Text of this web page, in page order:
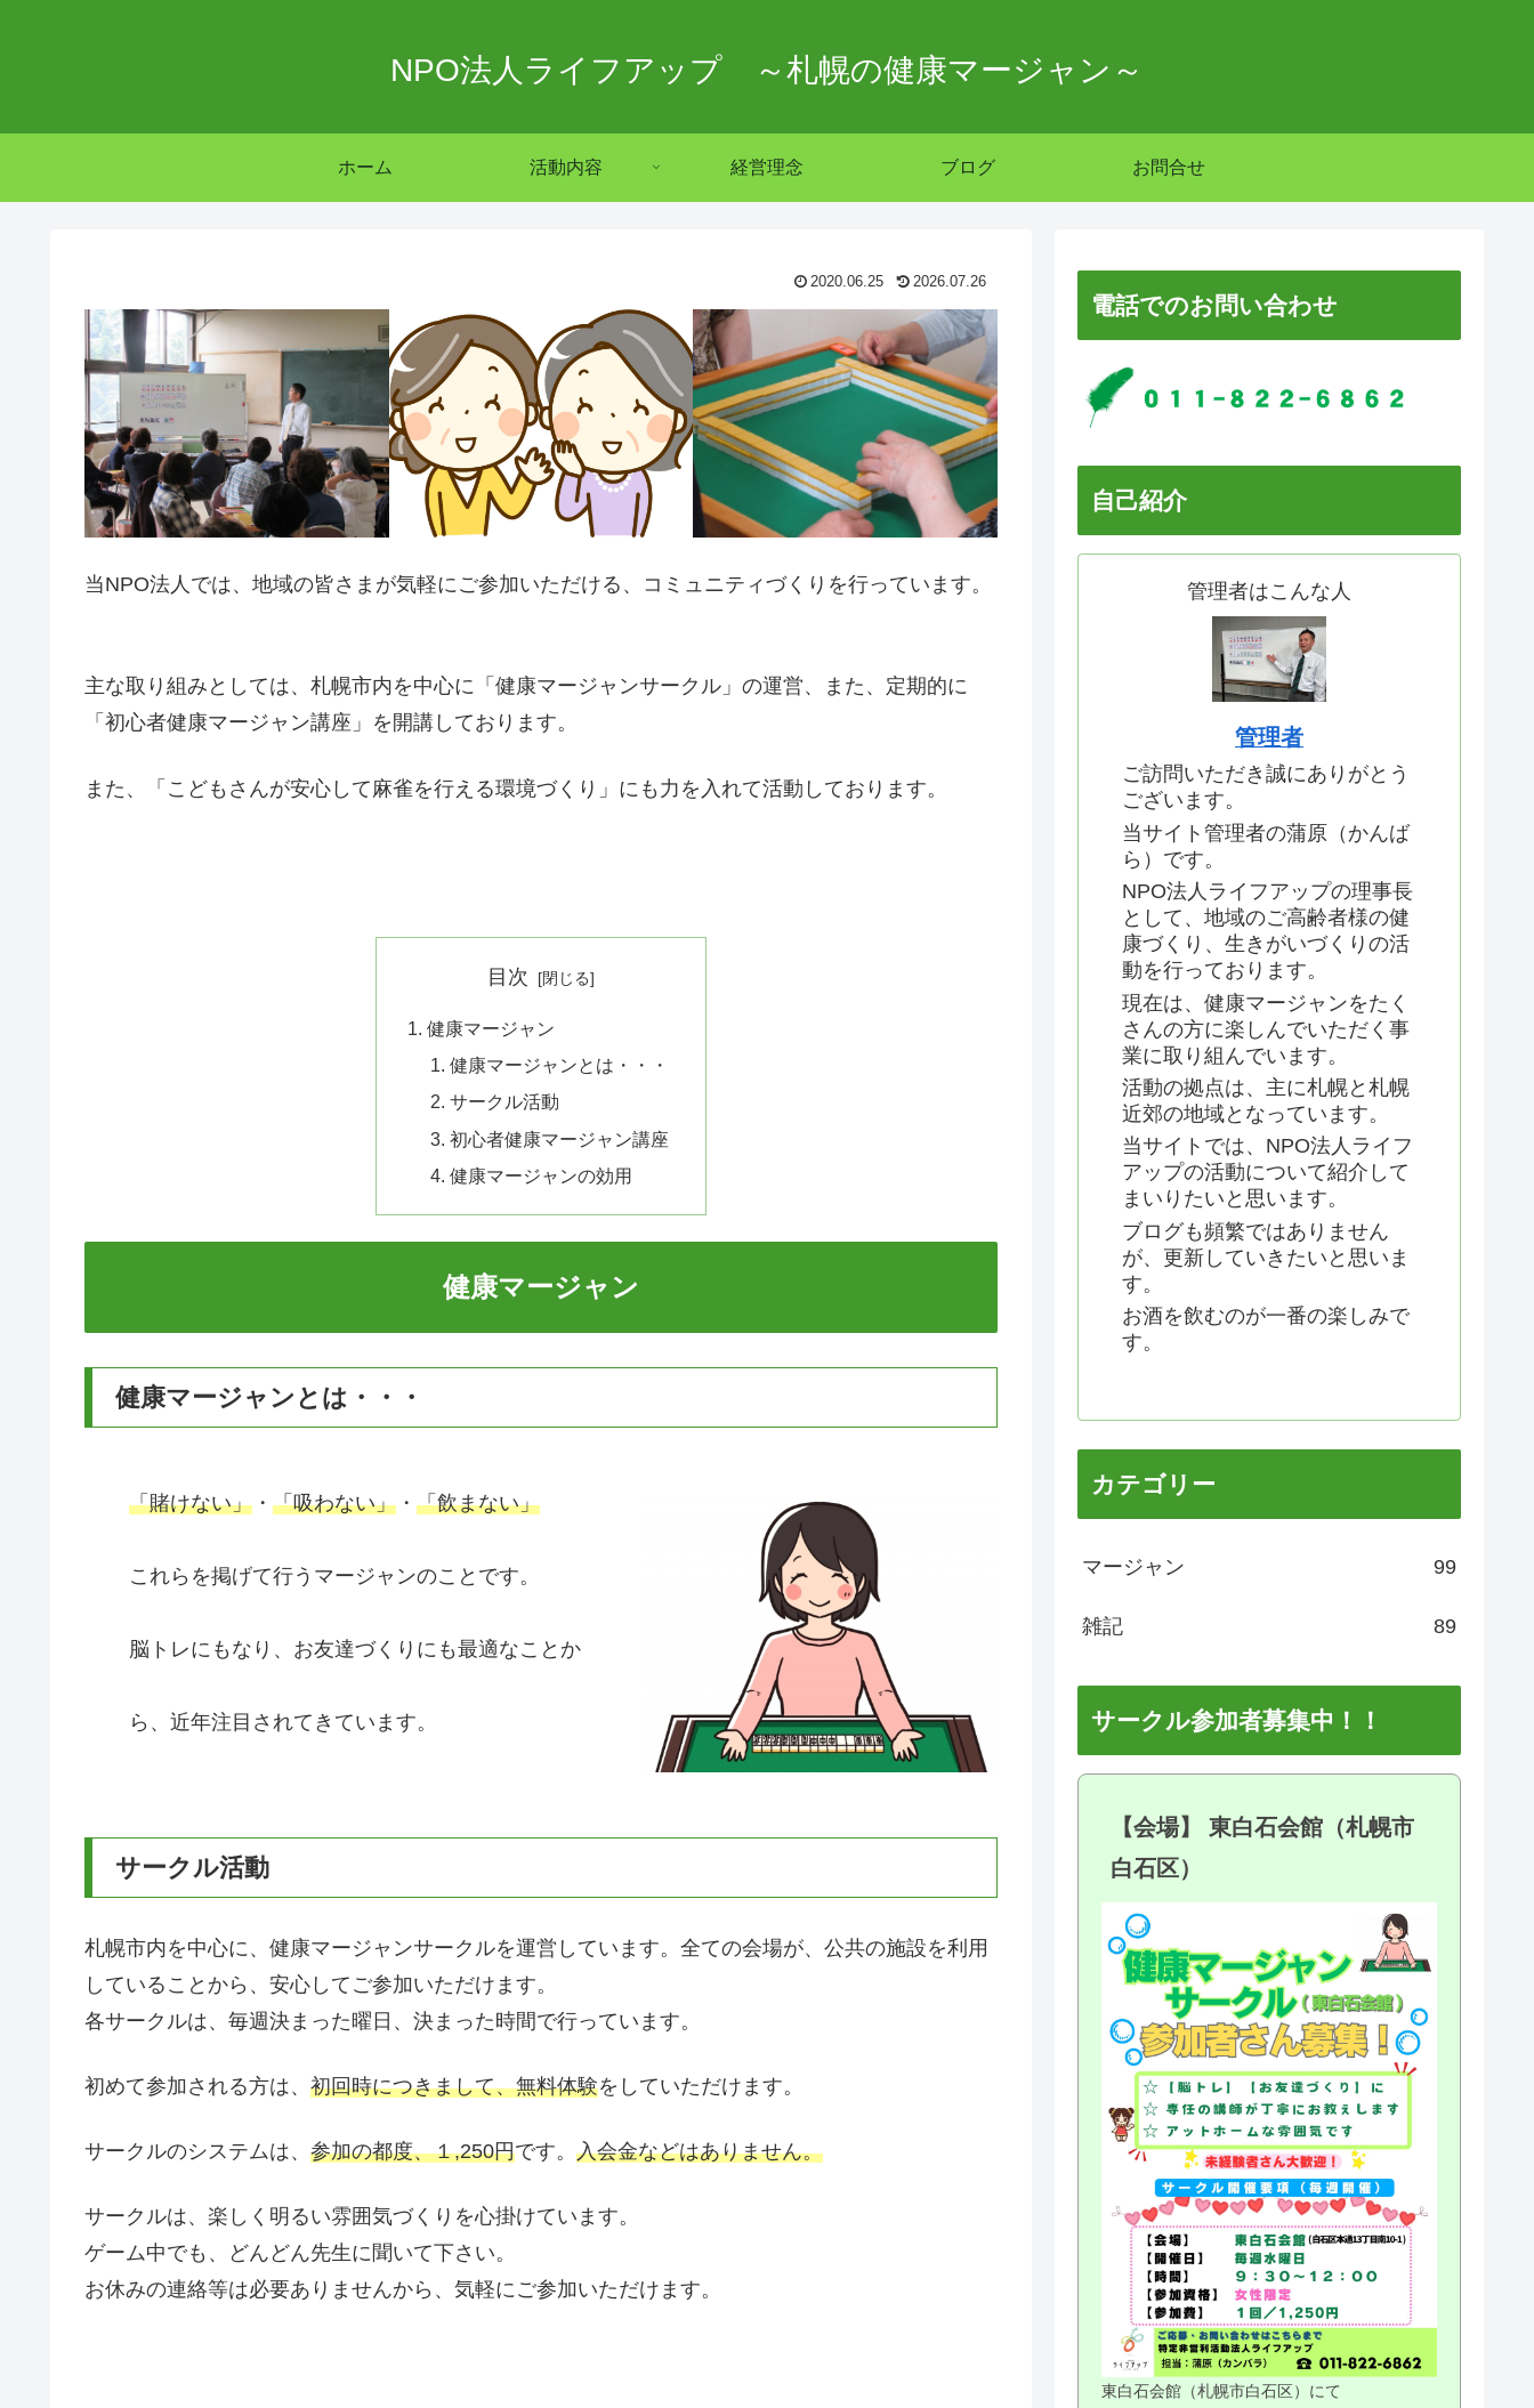
NPO法人ライフアップ ～札幌の健康マージャン～
ホーム 活動内容 経営理念 ブログ お問合せ
2020.06.25 2026.07.26
当NPO法人では、地域の皆さまが気軽にご参加いただける、コミュニティづくりを行っています。
主な取り組みとしては、札幌市内を中心に「健康マージャンサークル」の運営、また、定期的に
「初心者健康マージャン講座」を開講しております。
また、「こどもさんが安心して麻雀を行える環境づくり」にも力を入れて活動しております。
目次
健康マージャン
健康マージャンとは・・・
サークル活動
初心者健康マージャン講座
健康マージャンの効用
健康マージャン
健康マージャンとは・・・
「賭けない」 ・「吸わない」 ・「飲まない」
これらを掲げて行うマージャンのことです。
脳トレにもなり、お友達づくりにも最適なことか
ら、近年注目されてきています。
サークル活動
札幌市内を中心に、健康マージャンサークルを運営しています。全ての会場が、公共の施設を利用
していることから、安心してご参加いただけます。
各サークルは、毎週決まった曜日、決まった時間で行っています。
初めて参加される方は、 初回時につきまして、無料体験をしていただけます。
サークルのシステムは、 参加の都度、１,250円です。 入会金などはありません。
サークルは、楽しく明るい雰囲気づくりを心掛けています。
ゲーム中でも、どんどん先生に聞いて下さい。
お休みの連絡等は必要ありませんから、気軽にご参加いただけます。
電話でのお問い合わせ
自己紹介
管理者はこんな人
管理者
ご訪問いただき誠にありがとう
ございます。
当サイト管理者の蒲原（かんば
ら）です。
NPO法人ライフアップの理事長
として、地域のご高齢者様の健
康づくり、生きがいづくりの活
動を行っております。
現在は、健康マージャンをたく
さんの方に楽しんでいただく事
業に取り組んでいます。
活動の拠点は、主に札幌と札幌
近郊の地域となっています。
当サイトでは、NPO法人ライフ
アップの活動について紹介して
まいりたいと思います。
ブログも頻繁ではありません
が、更新していきたいと思いま
す。
お酒を飲むのが一番の楽しみで
す。
カテゴリー
マージャン 99
雑記 89
サークル参加者募集中！！
【会場】 東白石会館（札幌市
白石区）
東白石会館（札幌市白石区）にて